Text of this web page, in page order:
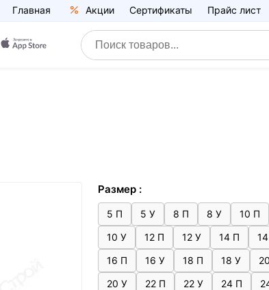
Главная Акции Сертификаты Прайс лист
Размер :
5 П 5 У 8 П 8 У
10 П
10 У
12 П 12 У 14 П
16 П
16 У 18 П 18 У
20 У
22 П 22 У 24 П